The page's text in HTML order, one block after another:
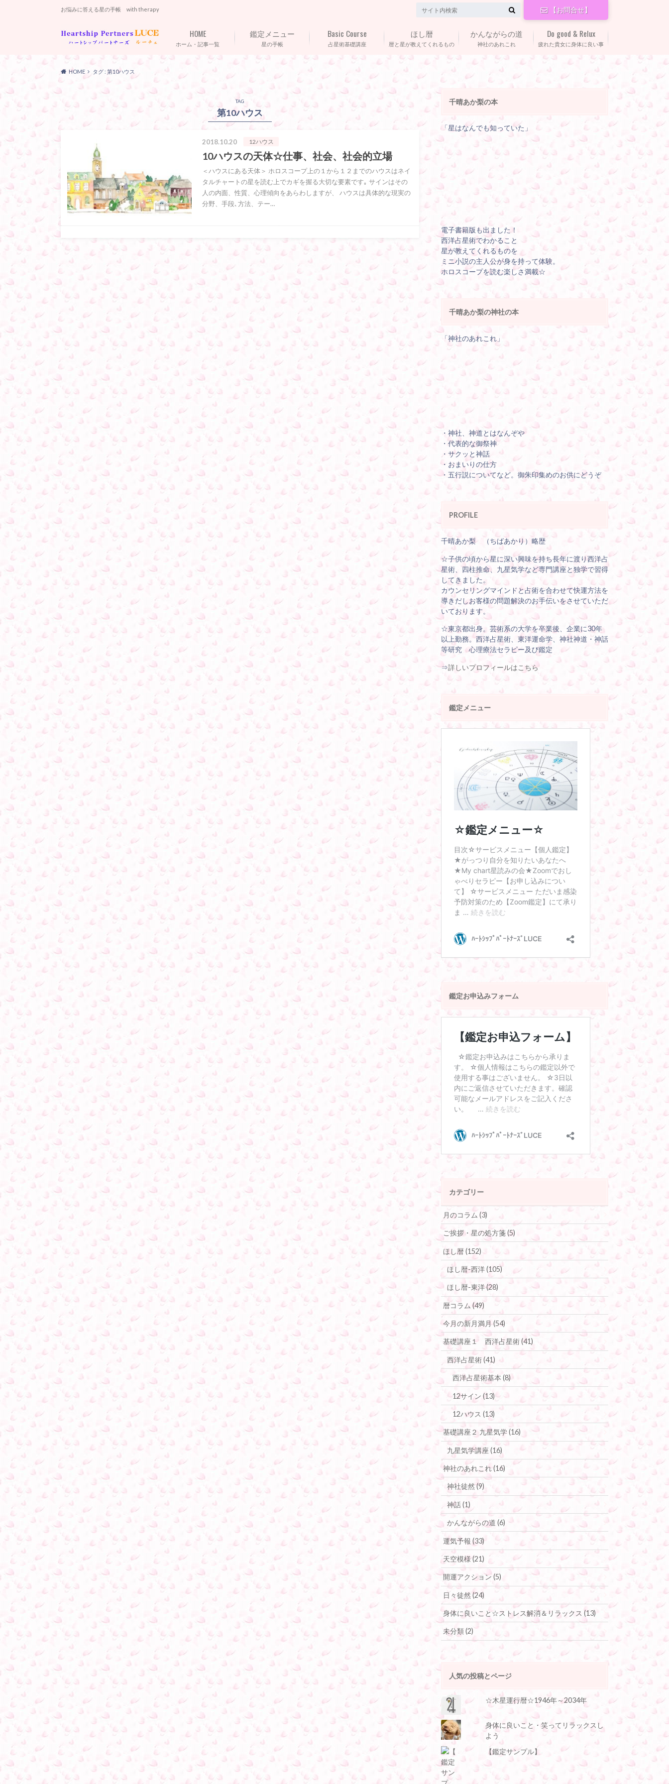
お悩みに答える星の手帳 with therapy 【お問合せ】
ホーム・記事一覧
HOME
星の手帳
鑑定メニュー
占星術基礎講座
Basic Course
暦と星が教えてくれるもの
ほし暦
神社のあれこれ
かんながらの道
疲れた貴女に身体に良い事
Do good & Relux
HOME タグ : 第10ハウス
TAG
第10ハウス
2018.10.20 12ハウス
10ハウスの天体☆仕事、社会、社会的立場
＜ハウスにある天体＞ ホロスコープ上の１から１２までのハウスはネイ
タルチャートの星を読む上でカギを握る大切な要素です｡ サインはその
人の内面、性質、心理傾向をあらわしますが、 ハウスは具体的な現実の
分野、手段､方法、テー…
千晴あか梨の本
「星はなんでも知っていた」
電子書籍版も出ました！
西洋占星術でわかること
星が教えてくれるものを
ミニ小説の主人公が身を持って体験。
ホロスコープを読む楽しさ満載☆
千晴あか梨の神社の本
「神社のあれこれ」
・神社、神道とはなんぞや
・代表的な御祭神
・サクッと神話
・おまいりの仕方
・五行説についてなど。御朱印集めのお供にどうぞ
PROFILE
千晴あか梨 （ちばあかり）略歴
☆子供の頃から星に深い興味を持ち長年に渡り西洋占
星術、四柱推命、九星気学など専門講座と独学で習得
してきました。
カウンセリングマインドと占術を合わせて快運方法を
導きだしお客様の問題解決のお手伝いをさせていただ
いております。
☆東京都出身。芸術系の大学を卒業後、企業に30年
以上勤務。西洋占星術、東洋運命学、神社神道・神話
等研究 心理療法セラピー及び鑑定
⇒詳しいプロフィールはこちら
鑑定メニュー
鑑定お申込みフォーム
カテゴリー
月のコラム(3)
ご挨拶・星の処方箋(5)
ほし暦(152)
ほし暦-西洋(105)
ほし暦-東洋(28)
暦コラム(49)
今月の新月満月(54)
基礎講座１ 西洋占星術(41)
西洋占星術(41)
西洋占星術基本(8)
12サイン(13)
12ハウス(13)
基礎講座２ 九星気学(16)
九星気学講座 (16)
神社のあれこれ(16)
神社徒然(9)
神話(1)
かんながらの道 (6)
運気予報(33)
天空模様(21)
開運アクション(5)
日々徒然(24)
身体に良いこと☆ストレス解消＆リラックス(13)
未分類(2)
人気の投稿とページ
☆木星運行暦☆1946年～2034年
身体に良いこと・笑ってリラックスし
よう
【鑑定サンプル】